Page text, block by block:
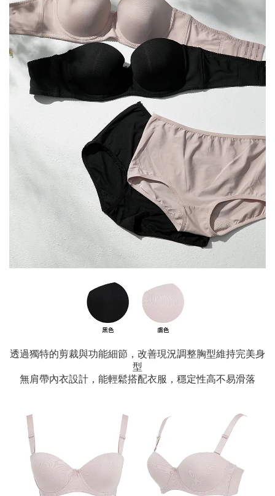
透過獨特的剪裁與功能細節，改善現況調整胸型維持完美身
型
無肩帶內衣設計，能輕鬆搭配衣服，穩定性高不易滑落